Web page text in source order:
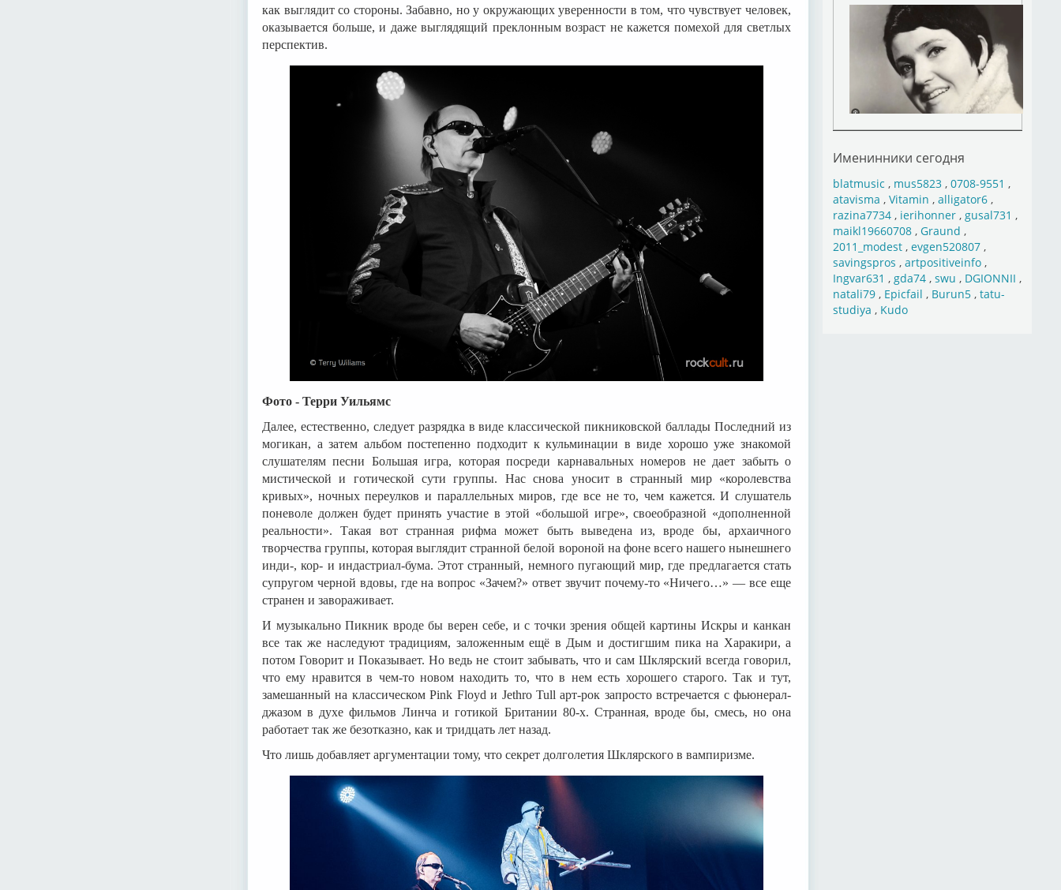
как выглядит со стороны. Забавно, но у окружающих уверенности в том, что чувствует человек,
оказывается больше, и даже выглядящий преклонным возраст не кажется помехой для светлых
перспектив.
Фото - Терри Уильямс
Далее, естественно, следует разрядка в виде классической пикниковской баллады Последний из
могикан, а затем альбом постепенно подходит к кульминации в виде хорошо уже знакомой
слушателям песни Большая игра, которая посреди карнавальных номеров не дает забыть о
мистической и готической сути группы. Нас снова уносит в странный мир «королевства
кривых», ночных переулков и параллельных миров, где все не то, чем кажется. И слушатель
поневоле должен будет принять участие в этой «большой игре», своеобразной «дополненной
реальности». Такая вот странная рифма может быть выведена из, вроде бы, архаичного
творчества группы, которая выглядит странной белой вороной на фоне всего нашего нынешнего
инди-, кор- и индастриал-бума. Этот странный, немного пугающий мир, где предлагается стать
супругом черной вдовы, где на вопрос «Зачем?» ответ звучит почему-то «Ничего…» — все еще
странен и завораживает.
И музыкально Пикник вроде бы верен себе, и с точки зрения общей картины Искры и канкан
все так же наследуют традициям, заложенным ещё в Дым и достигшим пика на Харакири, а
потом Говорит и Показывает. Но ведь не стоит забывать, что и сам Шклярский всегда говорил,
что ему нравится в чем-то новом находить то, что в нем есть хорошего старого. Так и тут,
замешанный на классическом Pink Floyd и Jethro Tull арт-рок запросто встречается с фьюнерал-
джазом в духе фильмов Линча и готикой Британии 80-х. Странная, вроде бы, смесь, но она
работает так же безотказно, как и тридцать лет назад.
Что лишь добавляет аргументации тому, что секрет долголетия Шклярского в вампиризме.
Именинники сегодня
blatmusic , mus5823, 0708-9551 ,
atavisma , Vitamin , alligator6,
razina7734, ierihonner, gusal731 ,
maikl19660708, Graund ,
2011_modest, evgen520807,
savingspros , artpositiveinfo,
Ingvar631 , gda74, swu , DGIONNII ,
natali79, Epicfail , Burun5, tatu-
studiya , Kudo